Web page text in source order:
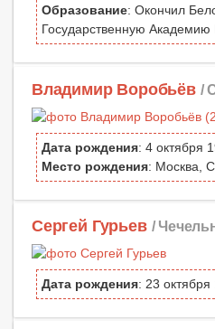
Образование: Окончил
Государственную Академию
Владимир Воробьёв /
Дата рождения: 4 октября
Место рождения: Москва,
Сергей Гурьев /
Дата рождения: 23 октября